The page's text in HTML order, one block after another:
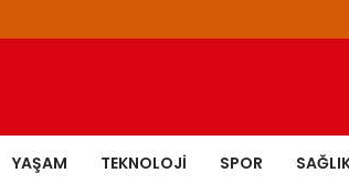
YAŞAM TEKNOLOJI SPOR